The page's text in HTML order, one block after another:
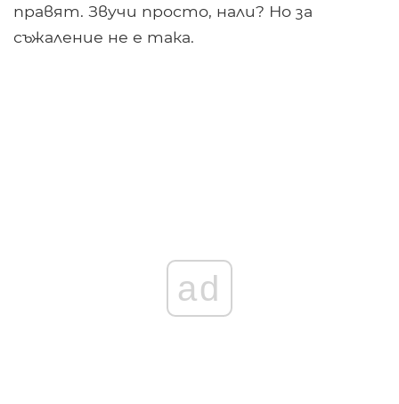
правят. Звучи просто, нали? Но за
съжаление не е така.
ad